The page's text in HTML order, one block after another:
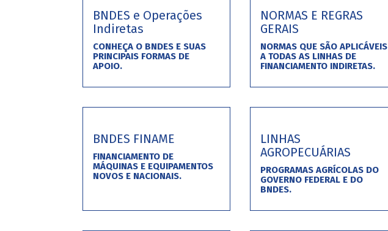
BNDES e Operações
Indiretas
CONHEÇA O BNDES E SUAS
PRINCIPAIS FORMAS DE
APOIO.
NORMAS E REGRAS
GERAIS
NORMAS QUE SÃO APLICÁVEIS
A TODAS AS LINHAS DE
FINANCIAMENTO INDIRETAS.
BNDES FINAME
FINANCIAMENTO DE
MÁQUINAS E EQUIPAMENTOS
NOVOS E NACIONAIS.
LINHAS
AGROPECUÁRIAS
PROGRAMAS AGRÍCOLAS DO
GOVERNO FEDERAL E DO
BNDES.